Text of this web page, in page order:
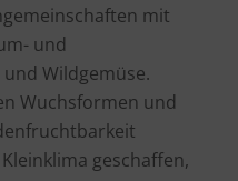
mit
und
Wildgemüse.
Wuchsformen und
geschaffen,